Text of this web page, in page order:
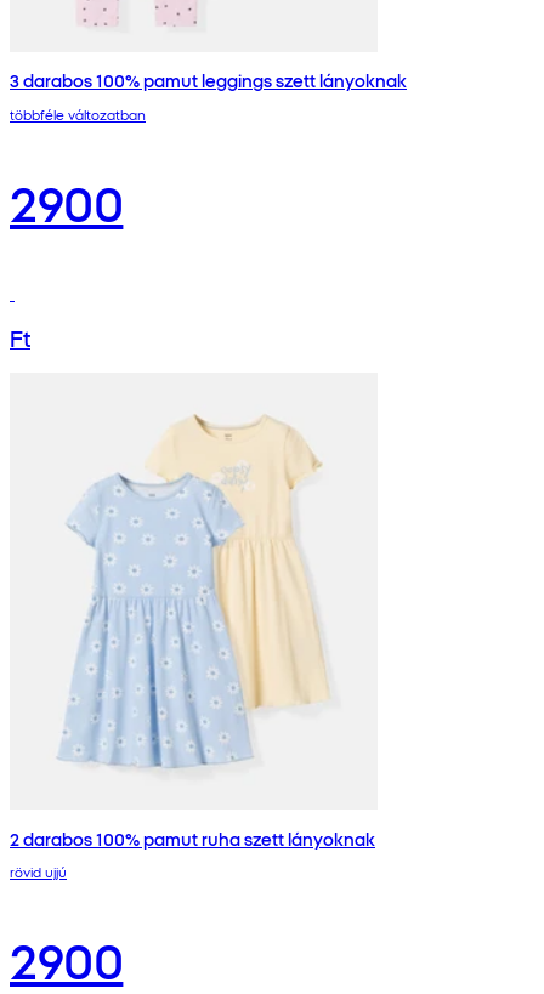
3 darabos 100% pamut leggings szett lányoknak
többféle változatban
2900
Ft
2 darabos 100% pamut ruha szett lányoknak
rövid ujjú
2900